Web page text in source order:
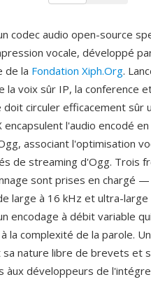
codec audio open-source
vocale, développé
de la Fondation Xiph.Org.
la voix sûr IP, la conference
doit circuler efficacement sûr
encapsulent l'audio encodé
associant l'optimisation
de streaming d'Ogg. Trois
sont prises en chargé
large à 16 kHz et ultra-large
encodage à débit variable
la complexité de la parole.
nature libre de brevets et
àux développeurs de